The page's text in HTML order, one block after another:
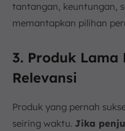
tantangan, keuntungan,
memantapkan pilihan
3. Produk Lama
Relevansi
Produk yang pernah
seiring waktu. Jika